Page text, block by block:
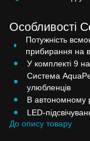
Особливості
Потужність
прибирання на
У комплекті 9
Система
улюбленців
В автономному
LED-
До опису товару